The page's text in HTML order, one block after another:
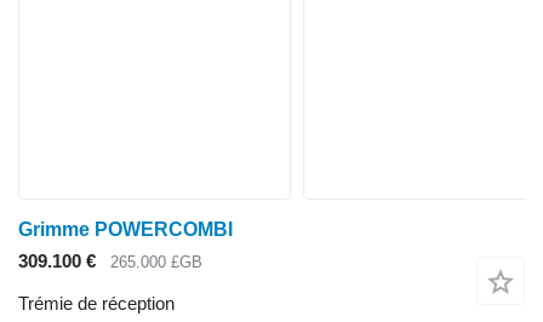
Grimme POWERCOMBI
309.100 €
265.000 £GB
Trémie de réception